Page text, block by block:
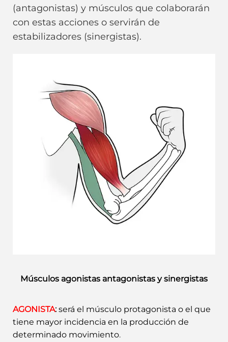
(antagonistas) y músculos que colaborarán
con estas acciones o servirán de
estabilizadores (sinergistas).
Músculos agonistas antagonistas y sinergistas
AGONISTA: será el músculo protagonista o el que
tiene mayor incidencia en la producción de
determinado movimiento.